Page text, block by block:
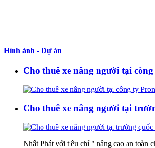
Hình ảnh - Dự án
Cho thuê xe nâng người tại
Cho thuê xe nâng người tại
Nhất Phát với tiêu chí " nâng cao an toàn